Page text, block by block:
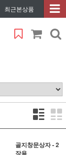
최근본상품
골지창문상자 - 2
장용